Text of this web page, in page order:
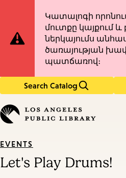
to
to
Site
Notification
Կատալոգի
մուտքը կայքում և
ներկայումս
ծառայության
պատճառով։
Search Catalog
in
keywords
EVENTS
Let's Play Drums!